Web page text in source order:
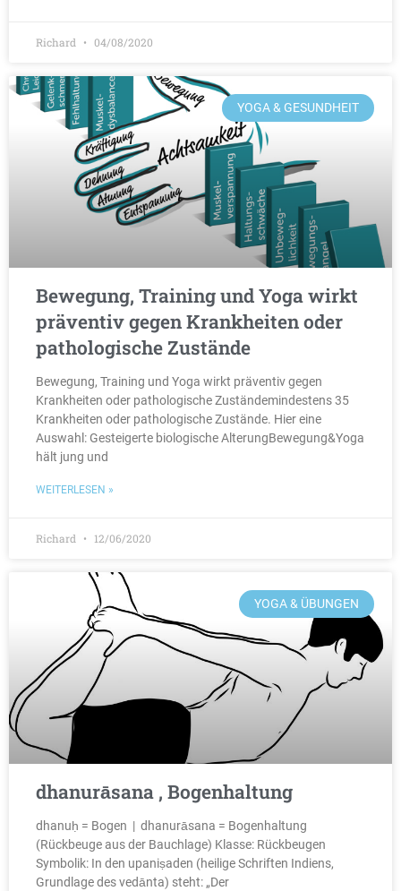
Richard 04/08/2020
YOGA & GESUNDHEIT
Bewegung, Training und Yoga wirkt
präventiv gegen Krankheiten oder
pathologische Zustände
Bewegung, Training und Yoga wirkt präventiv gegen
Krankheiten oder pathologische Zuständemindestens 35
Krankheiten oder pathologische Zustände. Hier eine
Auswahl: Gesteigerte biologische AlterungBewegung&Yoga
hält jung und
WEITERLESEN »
Richard 12/06/2020
YOGA & ÜBUNGEN
dhanurāsana , Bogenhaltung
dhanuḥ = Bogen | dhanurāsana = Bogenhaltung
(Rückbeuge aus der Bauchlage) Klasse: Rückbeugen
Symbolik: In den upaniṣaden (heilige Schriften Indiens,
Grundlage des vedānta) steht: „Der